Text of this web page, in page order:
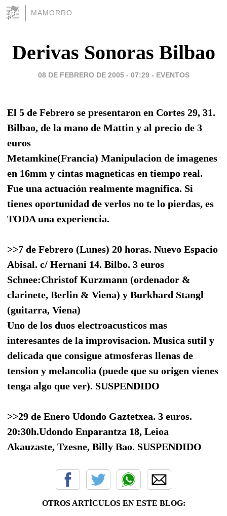
MAMORRO
Derivas Sonoras Bilbao
08 DE FEBRERO DE 2005 - 07:29 - EVENTOS
El 5 de Febrero se presentaron en Cortes 29, 31.
Bilbao, de la mano de Mattin y al precio de 3
euros
Metamkine(Francia) Manipulacion de imagenes
en 16mm y cintas magneticas en tiempo real.
Fue una actuación realmente magnífica. Si
tienes oportunidad de verlos no te lo pierdas, es
TODA una experiencia.
>>7 de Febrero (Lunes) 20 horas. Nuevo Espacio
Abisal. c/ Hernani 14. Bilbo. 3 euros
Schnee:Christof Kurzmann (ordenador &
clarinete, Berlin & Viena) y Burkhard Stangl
(guitarra, Viena)
Uno de los duos electroacusticos mas
interesantes de la improvisacion. Musica sutil y
delicada que consigue atmosferas llenas de
tension y melancolia (puede que su origen vienes
tenga algo que ver). SUSPENDIDO
>>29 de Enero Udondo Gaztetxea. 3 euros.
20:30h.Udondo Enparantza 18, Leioa
Akauzaste, Tzesne, Billy Bao. SUSPENDIDO
OTROS ARTÍCULOS EN ESTE BLOG: